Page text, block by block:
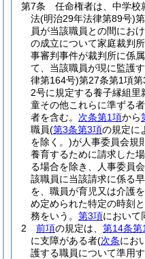
第7条
任命権者は、中学校
法(明治29年法律第89号)
員が当該職員との間にお
の成立について家庭裁判
事審判事件が裁判所に係
て、当該職員が現に監護
律第164号)第27条第1項
2号に規定する養子縁組里
童その他これらに準ずる
者を含む。 次条第1項から
職員(第3条第3項の規定に
を除く。)が人事委員会規
養育するために請求した
る場合を除き、人事委員
該職員に当該請求に係る
を、職員が育児又は介護
め定められた特定の時刻
務をいう。 第3項において
2
前項の規定は、 第14条第
に支障がある者(次条にお
護する職員について準用す